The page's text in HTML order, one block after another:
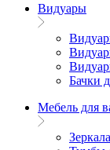
Видуары
Бачки
Мебель для
Зеркала